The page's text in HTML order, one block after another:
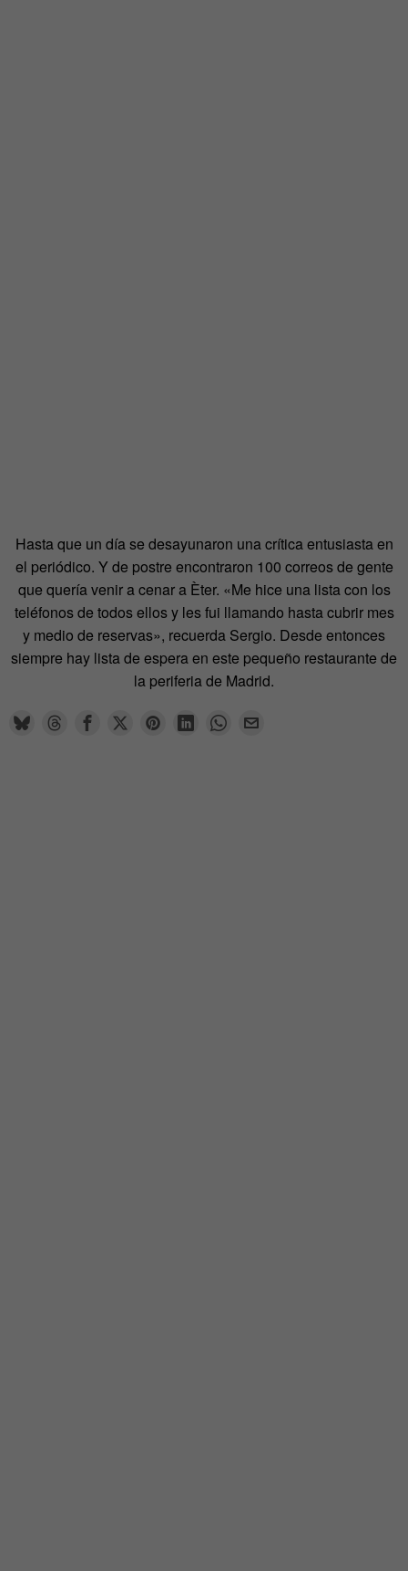
Hasta que un día se desayunaron una crítica entusiasta en
el periódico. Y de postre encontraron 100 correos de gente
que quería venir a cenar a Èter. «Me hice una lista con los
teléfonos de todos ellos y les fui llamando hasta cubrir mes
y medio de reservas», recuerda Sergio. Desde entonces
siempre hay lista de espera en este pequeño restaurante de
la periferia de Madrid.